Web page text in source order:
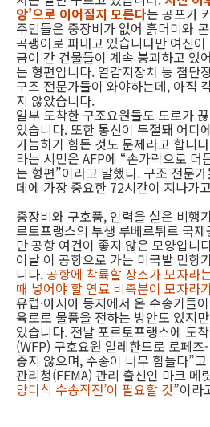
앙’으로 이어질지 모른다는 공포가
주민들은 중장비가 없어 흙더미와
곡괭이로 파내고 있습니다만 여진
금이 간 건물들이 계속 붕괴하고 있
는 형편입니다. 열감지장치 등 첨단
구조 전문가들이 와야하는데, 아직
지 않았습니다.
일부 도착한 구조요원들도 도로가
있습니다. 또한 통신이 두절돼 어디
가늠하기 힘든 것도 문제라고 합니
라는 시민은 AFP에 “손가락으로 더
는 형편”이라고 말했다. 구조 전문
데에 가장 중요한 72시간이 지나가
중장비와 구호품, 인력을 실은 비행
르토프랭스의 투생 루베르튀르 국
만 공항 여건이 좋지 않은 모양입니
이날 이 공항으로 가는 미국발 민항
니다.공항에 착륙할 장소가 모자라
때 넣어야 할 연료 비축분이 모자라
유럽·아시아 등지에서 온 수송기들
육로로 물품을 전하는 방안도 있지
있습니다. 전날 포르토프랭스에 도
(WFP) 구호요원 알레한드로 로페
좋지 않으며, 수송이 너무 힘들다”
관리청(FEMA) 관리 출신인 마크 메
망디식 수송작전’이 필요할 것”이라